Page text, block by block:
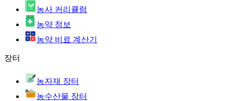
농사 커리큘럼
농약 정보
농약 비료 계산기
장터
농자재 장터
농수산물 장터